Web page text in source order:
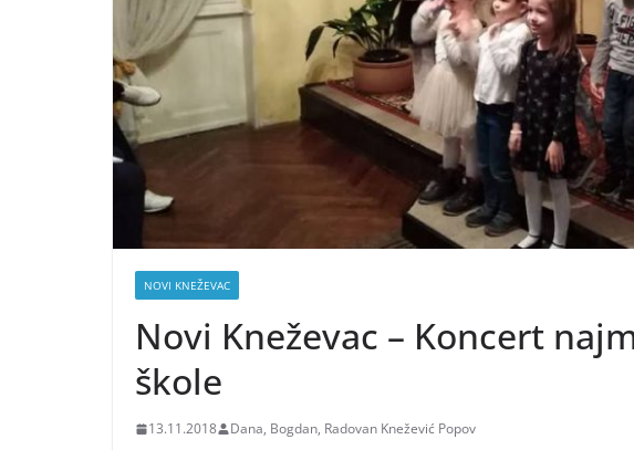
NOVI KNEŽEVAC
Novi Kneževac – Koncert
škole
13.11.2018 Dana, Bogdan, Radovan Knežević Popov